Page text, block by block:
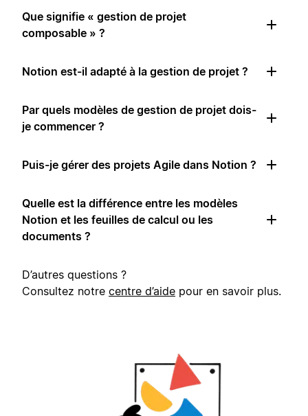
Que signifie « gestion de projet
composable » ?
Notion est-il adapté à la gestion de projet ?
Par quels modèles de gestion de projet dois-
je commencer ?
Puis-je gérer des projets Agile dans Notion ?
Quelle est la différence entre les modèles
Notion et les feuilles de calcul ou les
documents ?
D’autres questions ?
Consultez notre centre d’aide pour en savoir plus.